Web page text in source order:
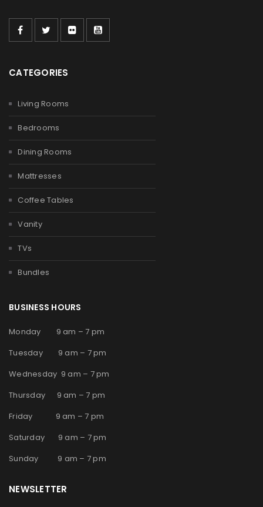
CATEGORIES
Living Rooms
Bedrooms
Dining Rooms
Mattresses
Coffee Tables
Vanity
TVs
Bundles
BUSINESS HOURS
Monday 9 am – 7 pm
Tuesday 9 am – 7 pm
Wednesday 9 am – 7 pm
Thursday 9 am – 7 pm
Friday 9 am – 7 pm
Saturday 9 am – 7 pm
Sunday 9 am – 7 pm
NEWSLETTER